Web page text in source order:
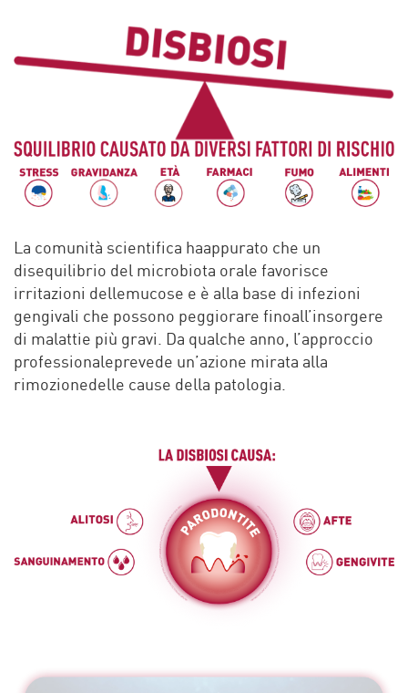
La comunità scientifica haappurato che un
disequilibrio del microbiota orale favorisce
irritazioni dellemucose e è alla base di infezioni
gengivali che possono peggiorare finoall’insorgere
di malattie più gravi. Da qualche anno, l’approccio
professionaleprevede un’azione mirata alla
rimozionedelle cause della patologia.